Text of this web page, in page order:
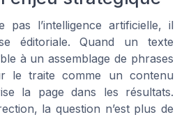
pas l’intelligence artificielle, il
éditoriale. Quand un texte
à un assemblage de phrases
le traite comme un contenu
la page dans les résultats.
la question n’est plus de